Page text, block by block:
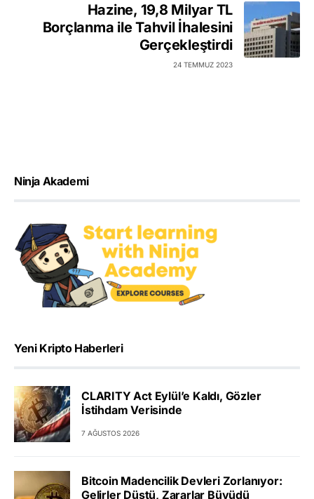
Hazine, 19,8 Milyar TL
Borçlanma ile Tahvil İhalesini
Gerçekleştirdi
24 TEMMUZ 2023
Ninja Akademi
Yeni Kripto Haberleri
CLARITY Act Eylül’e Kaldı, Gözler
İstihdam Verisinde
7 AĞUSTOS 2026
Bitcoin Madencilik Devleri Zorlanıyor:
Gelirler Düştü, Zararlar Büyüdü